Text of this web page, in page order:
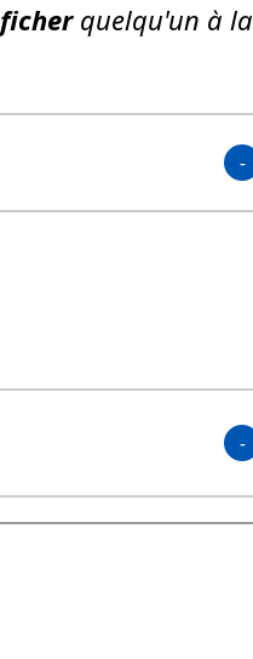
ficherquelqu'un à la